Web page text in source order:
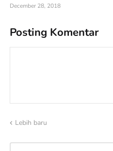
December 28, 2018
Posting Komentar
Lebih baru